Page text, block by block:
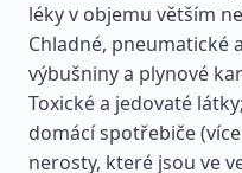
léky v objemu větším
Chladné, pneumatické
výbušniny a plynové
Toxické a jedovaté látky;
domácí spotřebiče
nerosty, které jsou ve